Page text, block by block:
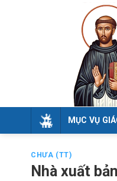
MỤC VỤ
CHƯA (TT)
Nhà xuất